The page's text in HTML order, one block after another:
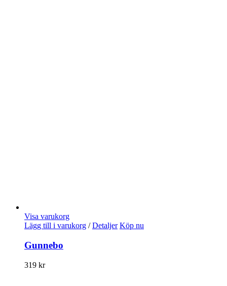
Visa varukorg
Lägg till i varukorg / Detaljer Köp nu
Gunnebo
319 kr